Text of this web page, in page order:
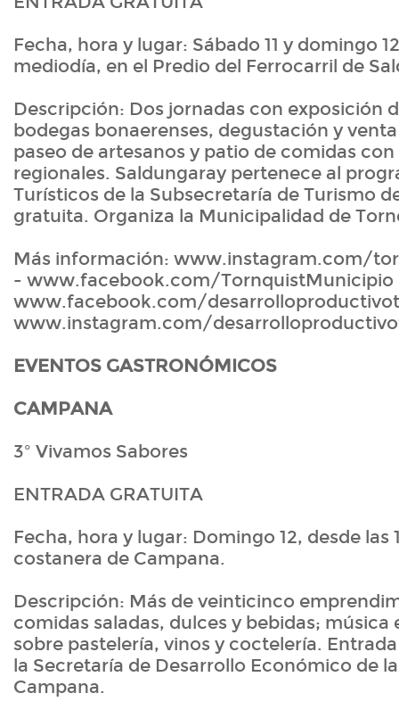
Fecha, hora y lugar: Sábado 11 y domingo
mediodía, en el Predio del Ferrocarril de
Descripción: Dos jornadas con exposición
bodegas bonaerenses, degustación y
paseo de artesanos y patio de comidas
regionales. Saldungaray pertenece al
Turísticos de la Subsecretaría de Turismo
gratuita. Organiza la Municipalidad de
Más información: www.instagram.com/
- www.facebook.com/TornquistMunicipio
www.facebook.com/
www.instagram.com/
EVENTOS GASTRONÓMICOS
CAMPANA
3º Vivamos Sabores
ENTRADA GRATUITA
Fecha, hora y lugar: Domingo 12, desde las
costanera de Campana.
Descripción: Más de veinticinco
comidas saladas, dulces y bebidas; música
sobre pastelería, vinos y coctelería.
la Secretaría de Desarrollo Económico de
Campana.